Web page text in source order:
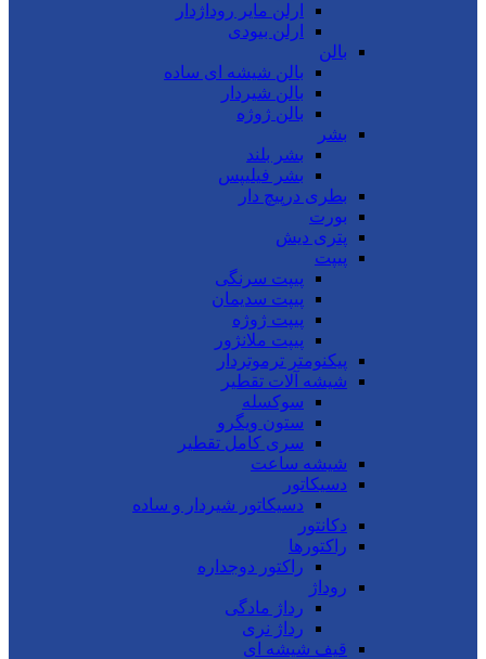
ارلن مایر روداژدار
ارلن بیودی
بالن
بالن شیشه ای ساده
بالن شیردار
بالن ژوژه
بشر
بشر بلند
بشر فیلیپس
بطری درپیچ دار
بورت
پتری دیش
پیپت
پیپت سرنگی
پیپت سدیمان
پیپت ژوژه
پیپت ملانژور
پیکنومتر ترموتردار
شیشه آلات تقطیر
سوکسله
ستون ویگرو
سری کامل تقطیر
شیشه ساعت
دسیکاتور
دسیکاتور شیردار و ساده
دکانتور
راکتورها
راکتور دوجداره
روداژ
رداژ مادگی
رداژ نری
قیف شیشه ای